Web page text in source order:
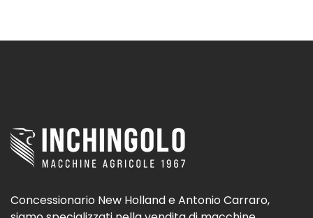
Concessionario New Holland e Antonio Carraro,